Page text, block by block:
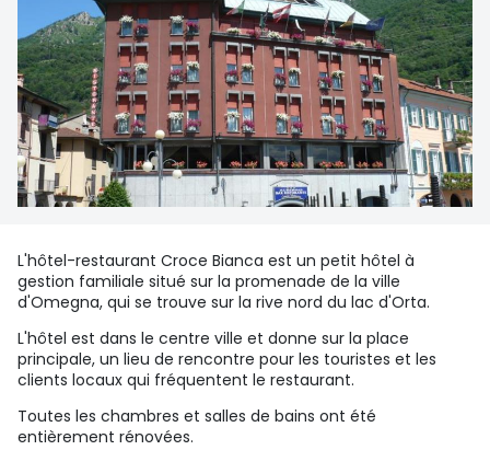
L'hôtel-restaurant Croce Bianca est un petit hôtel à
gestion familiale situé sur la promenade de la ville
d'Omegna, qui se trouve sur la rive nord du lac d'Orta.
L'hôtel est dans le centre ville et donne sur la place
principale, un lieu de rencontre pour les touristes et les
clients locaux qui fréquentent le restaurant.
Toutes les chambres et salles de bains ont été
entièrement rénovées.